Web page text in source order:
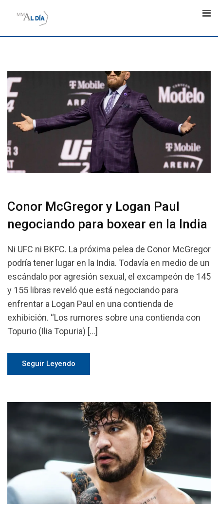
Conor McGregor y Logan Paul
negociando para boxear en la India
Ni UFC ni BKFC. La próxima pelea de Conor McGregor
podría tener lugar en la India. Todavía en medio de un
escándalo por agresión sexual, el excampeón de 145
y 155 libras reveló que está negociando para
enfrentar a Logan Paul en una contienda de
exhibición. “Los rumores sobre una contienda con
Topurio (Ilia Topuria) […]
Seguir Leyendo